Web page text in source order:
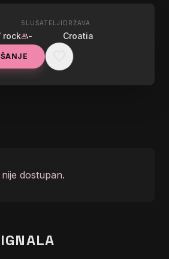
RAGUSA
rock
SLUŠATELJI
group-
DRŽAVA
Croatia
dostupan.